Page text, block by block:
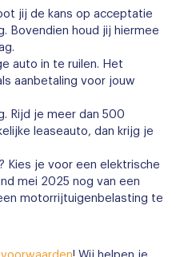
jij de kans op acceptatie
Bovendien houd jij hiermee
auto in te ruilen. Het
aanbetaling voor jouw
Rijd je meer dan 500
leaseauto, dan krijg je
Kies je voor een elektrische
mei 2025 nog van een
motorrijtuigenbelasting te